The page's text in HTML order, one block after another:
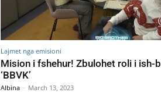
Lajmet nga emisioni
Mision i fshehur! Zbulohet roli i ish-
‘BBVK’
Albina - March 13, 2023